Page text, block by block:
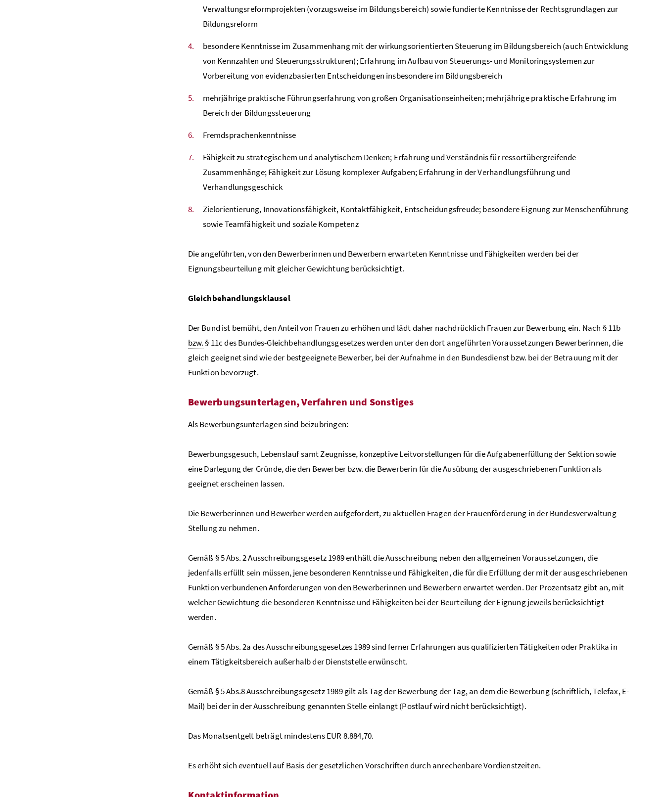
Verwaltungsreformprojekten (vorzugsweise im Bildungsbereich) sowie fundierte Kenntnisse der Rechtsgrundlagen zur
Bildungsreform
besondere Kenntnisse im Zusammenhang mit der wirkungsorientierten Steuerung im Bildungsbereich (auch Entwicklung
von Kennzahlen und Steuerungsstrukturen); Erfahrung im Aufbau von Steuerungs- und Monitoringsystemen zur
Vorbereitung von evidenzbasierten Entscheidungen insbesondere im Bildungsbereich
mehrjährige praktische Führungserfahrung von großen Organisationseinheiten; mehrjährige praktische Erfahrung im
Bereich der Bildungssteuerung
Fremdsprachenkenntnisse
Fähigkeit zu strategischem und analytischem Denken; Erfahrung und Verständnis für ressortübergreifende
Zusammenhänge; Fähigkeit zur Lösung komplexer Aufgaben; Erfahrung in der Verhandlungsführung und
Verhandlungsgeschick
Zielorientierung, Innovationsfähigkeit, Kontaktfähigkeit, Entscheidungsfreude; besondere Eignung zur Menschenführung
sowie Teamfähigkeit und soziale Kompetenz
Die angeführten, von den Bewerberinnen und Bewerbern erwarteten Kenntnisse und Fähigkeiten werden bei der
Eignungsbeurteilung mit gleicher Gewichtung berücksichtigt.
Gleichbehandlungsklausel
Der Bund ist bemüht, den Anteil von Frauen zu erhöhen und lädt daher nachdrücklich Frauen zur Bewerbung ein. Nach § 11b
bzw.§ 11c des Bundes-Gleichbehandlungsgesetzes werden unter den dort angeführten Voraussetzungen Bewerberinnen, die
gleich geeignet sind wie der bestgeeignete Bewerber, bei der Aufnahme in den Bundesdienst bzw. bei der Betrauung mit der
Funktion bevorzugt.
Bewerbungsunterlagen, Verfahren und Sonstiges
Als Bewerbungsunterlagen sind beizubringen:
Bewerbungsgesuch, Lebenslauf samt Zeugnisse, konzeptive Leitvorstellungen für die Aufgabenerfüllung der Sektion sowie
eine Darlegung der Gründe, die den Bewerber bzw. die Bewerberin für die Ausübung der ausgeschriebenen Funktion als
geeignet erscheinen lassen.
Die Bewerberinnen und Bewerber werden aufgefordert, zu aktuellen Fragen der Frauenförderung in der Bundesverwaltung
Stellung zu nehmen.
Gemäß § 5 Abs. 2 Ausschreibungsgesetz 1989 enthält die Ausschreibung neben den allgemeinen Voraussetzungen, die
jedenfalls erfüllt sein müssen, jene besonderen Kenntnisse und Fähigkeiten, die für die Erfüllung der mit der ausgeschriebenen
Funktion verbundenen Anforderungen von den Bewerberinnen und Bewerbern erwartet werden. Der Prozentsatz gibt an, mit
welcher Gewichtung die besonderen Kenntnisse und Fähigkeiten bei der Beurteilung der Eignung jeweils berücksichtigt
werden.
Gemäß § 5 Abs. 2a des Ausschreibungsgesetzes 1989 sind ferner Erfahrungen aus qualifizierten Tätigkeiten oder Praktika in
einem Tätigkeitsbereich außerhalb der Dienststelle erwünscht.
Gemäß § 5 Abs.8 Ausschreibungsgesetz 1989 gilt als Tag der Bewerbung der Tag, an dem die Bewerbung (schriftlich, Telefax, E-
Mail) bei der in der Ausschreibung genannten Stelle einlangt (Postlauf wird nicht berücksichtigt).
Das Monatsentgelt beträgt mindestens EUR 8.884,70.
Es erhöht sich eventuell auf Basis der gesetzlichen Vorschriften durch anrechenbare Vordienstzeiten.